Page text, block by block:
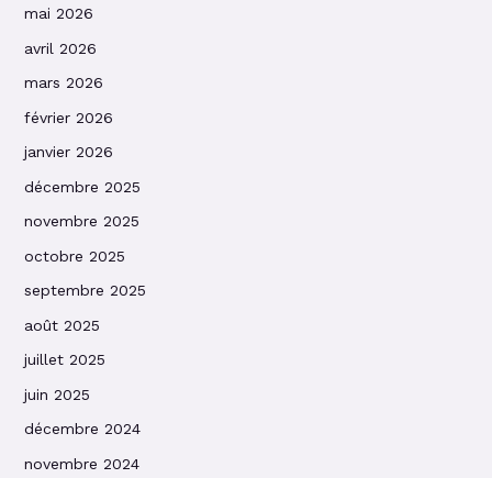
mai 2026
avril 2026
mars 2026
février 2026
janvier 2026
décembre 2025
novembre 2025
octobre 2025
septembre 2025
août 2025
juillet 2025
juin 2025
décembre 2024
novembre 2024